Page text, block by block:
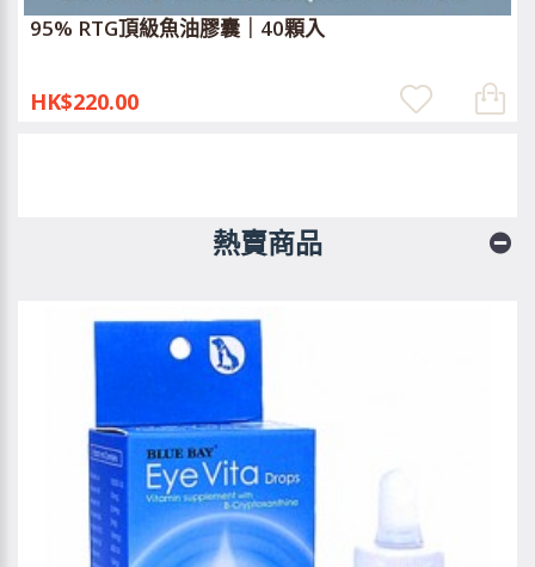
95% RTG頂級魚油膠囊｜40顆入
HK$220.00
熱賣商品